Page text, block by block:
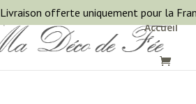
Accueil
Livraison offerte uniquement pour la